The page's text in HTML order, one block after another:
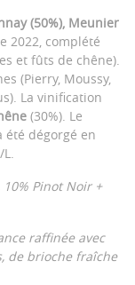
(50%), Meunier
2022, complété
et fûts de chêne).
(Pierry, Moussy,
La vinification
(30%). Le
été dégorgé en
Pinot Noir +
raffinée avec
de brioche fraîche